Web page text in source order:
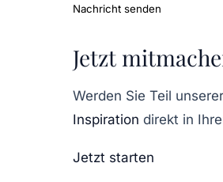
Nachricht senden
Jetzt
Werden Sie Teil
Inspiration direkt in
Jetzt starten